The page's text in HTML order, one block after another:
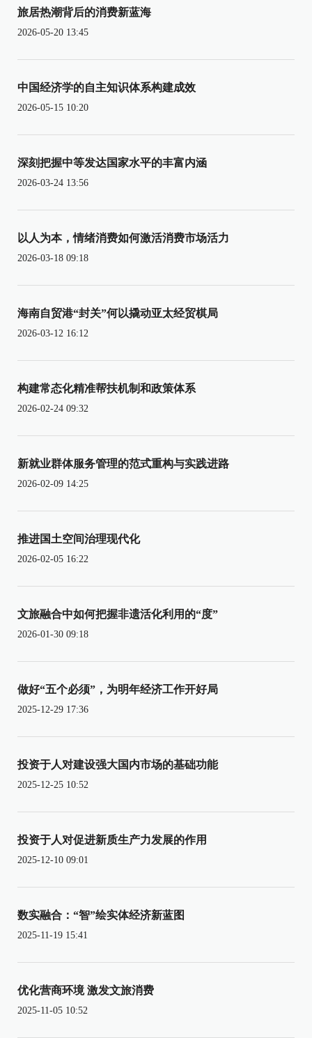
旅居热潮背后的消费新蓝海
2026-05-20 13:45
中国经济学的自主知识体系构建成效
2026-05-15 10:20
深刻把握中等发达国家水平的丰富内涵
2026-03-24 13:56
以人为本，情绪消费如何激活消费市场活力
2026-03-18 09:18
海南自贸港“封关”何以撬动亚太经贸棋局
2026-03-12 16:12
构建常态化精准帮扶机制和政策体系
2026-02-24 09:32
新就业群体服务管理的范式重构与实践进路
2026-02-09 14:25
推进国土空间治理现代化
2026-02-05 16:22
文旅融合中如何把握非遗活化利用的“度”
2026-01-30 09:18
做好“五个必须”，为明年经济工作开好局
2025-12-29 17:36
投资于人对建设强大国内市场的基础功能
2025-12-25 10:52
投资于人对促进新质生产力发展的作用
2025-12-10 09:01
数实融合：“智”绘实体经济新蓝图
2025-11-19 15:41
优化营商环境 激发文旅消费
2025-11-05 10:52